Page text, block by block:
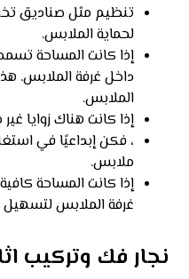
تنظيم مثل صناديق
لحماية الملابس.
إذا كانت المساحة
داخل غرفة الملابس.
الملابس.
إذا كانت هناك زوايا
، فكن إبداعيًا في
ملابس.
إذا كانت المساحة
غرفة الملابس لتسهيل
نجار فك وتركيب